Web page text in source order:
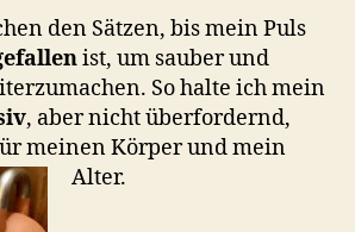
den Sätzen, bis mein Puls
ist, um sauber und
So halte ich mein
, aber nicht überfordernd,
meinen Körper und mein
Alter.